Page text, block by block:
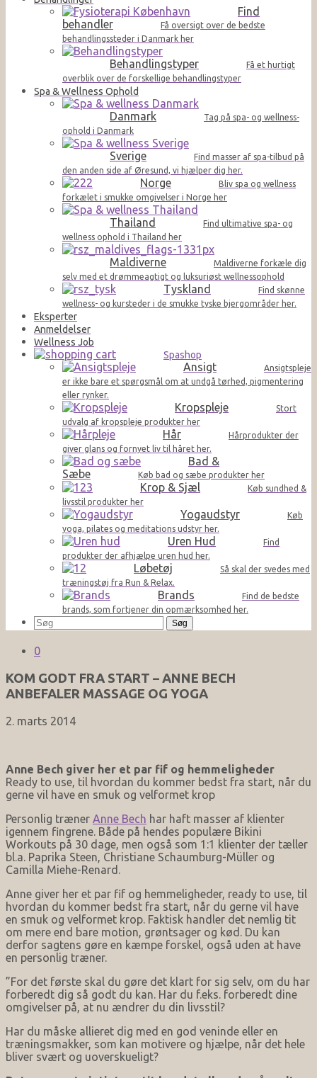
Find
behandler
Få oversigt over de bedste
behandlingssteder i Danmark her
Behandlingstyper
Få et hurtigt
overblik over de forskellige behandlingstyper
Spa & Wellness Ophold
Danmark
Tag på spa- og wellness-
ophold i Danmark
Sverige
Find masser af spa-tilbud på
den anden side af Øresund, vi hjælper dig her.
Norge
Bliv spa og wellness
forkælet i smukke omgivelser i Norge her
Thailand
Find ultimative spa- og
wellness ophold i Thailand her
Maldiverne
Maldiverne forkæle dig
selv med et drømmeagtigt og luksuriøst wellnessophold
Tyskland
Find skønne
wellness- og kursteder i de smukke tyske bjergområder her.
Eksperter
Anmeldelser
Wellness Job
Spashop
Ansigt
Ansigtspleje
er ikke bare et spørgsmål om at undgå tørhed, pigmentering
eller rynker.
Kropspleje
Stort
udvalg af kropspleje produkter her
Hår
Hårprodukter der
giver glans og fornyet liv til håret her.
Bad &
Sæbe
Køb bad og sæbe produkter her
Krop & Sjæl
Køb sundhed &
livsstil produkter her
Yogaudstyr
Køb
yoga, pilates og meditations udstyr her.
Uren Hud
Find
produkter der afhjælpe uren hud her.
Løbetøj
Så skal der svedes med
træningstøj fra Run & Relax.
Brands
Find de bedste
brands, som fortjener din opmærksomhed her.
Søg
efter:
0
KOM GODT FRA START – ANNE BECH
ANBEFALER MASSAGE OG YOGA
2. marts 2014
Anne Bech giver her et par fif og hemmeligheder
Ready to use, til hvordan du kommer bedst fra start, når du
gerne vil have en smuk og velformet krop
Personlig træner Anne Bech har haft masser af klienter
igennem fingrene. Både på hendes populære Bikini
Workouts på 30 dage, men også som 1:1 klienter der tæller
bl.a. Paprika Steen, Christiane Schaumburg-Müller og
Camilla Miehe-Renard.
Anne giver her et par fif og hemmeligheder, ready to use, til
hvordan du kommer bedst fra start, når du gerne vil have
en smuk og velformet krop. Faktisk handler det nemlig tit
om mere end bare motion, grøntsager og kød. Du kan
derfor sagtens gøre en kæmpe forskel, også uden at have
en personlig træner.
”For det første skal du gøre det klart for sig selv, om du har
forberedt dig så godt du kan. Har du f.eks. forberedt dine
omgivelser på, at nu ændrer du din livsstil?
Har du måske allieret dig med en god veninde eller en
træningsmakker, som kan motivere og hjælpe, når det hele
bliver svært og uoverskueligt?